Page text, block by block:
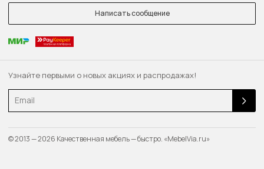
Узнайте первыми о новых акциях и распродажах!
Написать сообщение
© 2013 — 2026 Качественная мебель — быстро. «MebelVia.ru»